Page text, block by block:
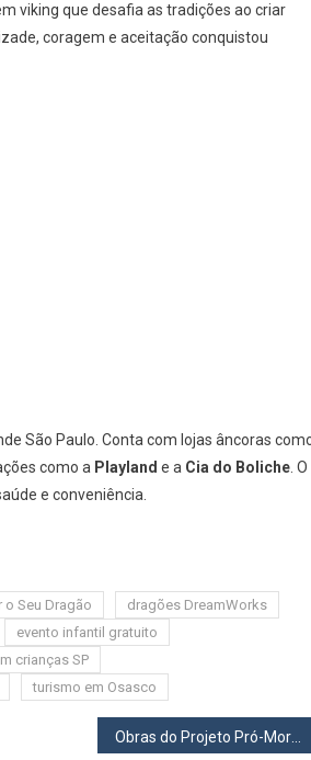
viking que desafia as tradições ao criar
coragem e aceitação conquistou
São Paulo. Conta com lojas âncoras
como a Playland e a Cia do Boliche . O
e conveniência.
o Seu Dragão
dragões DreamWorks
evento infantil gratuito
crianças SP
turismo em Osasco